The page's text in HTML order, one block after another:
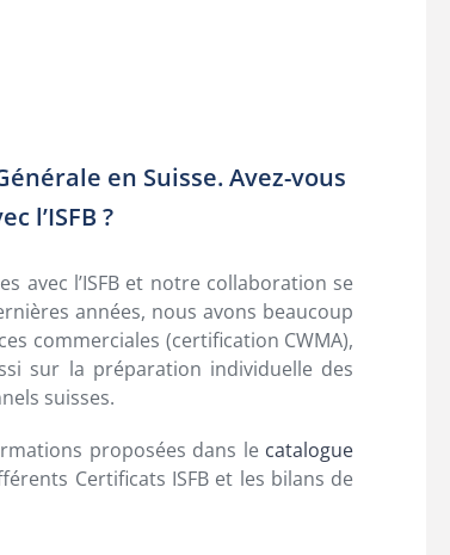
en Suisse. Avez-vous
l’ISFB ?
avec l’ISFB et notre collaboration se
années, nous avons beaucoup
commerciales (certification CWMA),
sur la préparation individuelle des
suisses.
proposées dans le catalogue
Certificats ISFB et les bilans de